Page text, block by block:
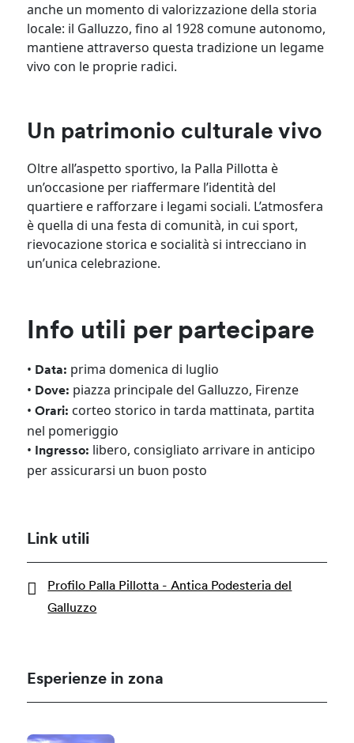
anche un momento di valorizzazione della storia
locale: il Galluzzo, fino al 1928 comune autonomo,
mantiene attraverso questa tradizione un legame
vivo con le proprie radici.
Un patrimonio culturale vivo
Oltre all’aspetto sportivo, la Palla Pillotta è
un’occasione per riaffermare l’identità del
quartiere e rafforzare i legami sociali. L’atmosfera
è quella di una festa di comunità, in cui sport,
rievocazione storica e socialità si intrecciano in
un’unica celebrazione.
Info utili per partecipare
• Data: prima domenica di luglio
• Dove: piazza principale del Galluzzo, Firenze
•Orari: corteo storico in tarda mattinata, partita
nel pomeriggio
•
Ingresso: libero, consigliato arrivare in anticipo
per assicurarsi un buon posto
Link utili
Profilo Palla Pillotta - Antica Podesteria del
Galluzzo
Esperienze in zona